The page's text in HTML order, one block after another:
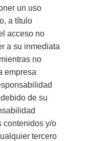
un uso
a título
acceso no
a su inmediata
no
empresa
de su
contenidos y/o
tercero